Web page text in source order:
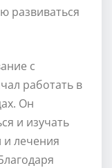
развиваться
с
работать в
Он
и изучать
лечения